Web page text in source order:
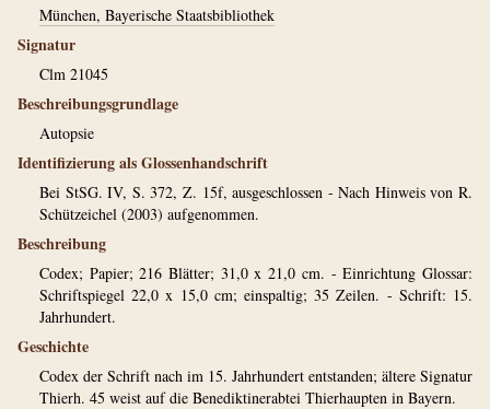
München, Bayerische Staatsbibliothek
Signatur
Clm 21045
Beschreibungsgrundlage
Autopsie
Identifizierung als Glossenhandschrift
Bei StSG. IV, S. 372, Z. 15f, ausgeschlossen - Nach Hinweis von R.
Schützeichel (2003) aufgenommen.
Beschreibung
Codex; Papier; 216 Blätter; 31,0 x 21,0 cm. - Einrichtung Glossar:
Schriftspiegel 22,0 x 15,0 cm; einspaltig; 35 Zeilen. - Schrift: 15.
Jahrhundert.
Geschichte
Codex der Schrift nach im 15. Jahrhundert entstanden; ältere Signatur
Thierh. 45 weist auf die Benediktinerabtei Thierhaupten in Bayern.